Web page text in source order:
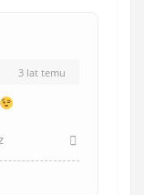
3 lat temu